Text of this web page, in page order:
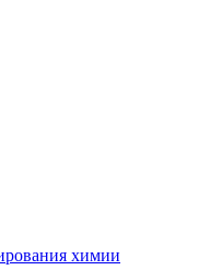
химии